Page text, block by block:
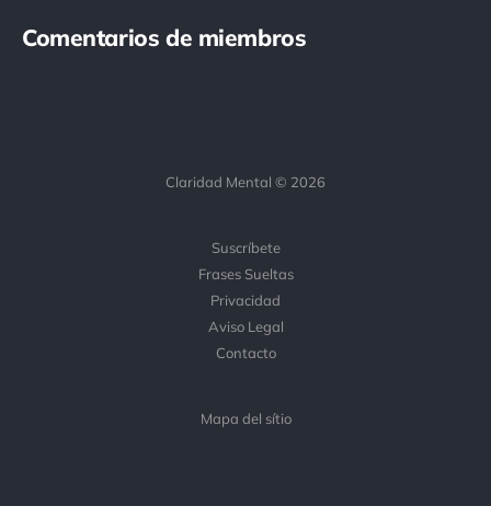
Comentarios de miembros
Claridad Mental © 2026
Suscríbete
Frases Sueltas
Privacidad
Aviso Legal
Contacto
Mapa del sítio